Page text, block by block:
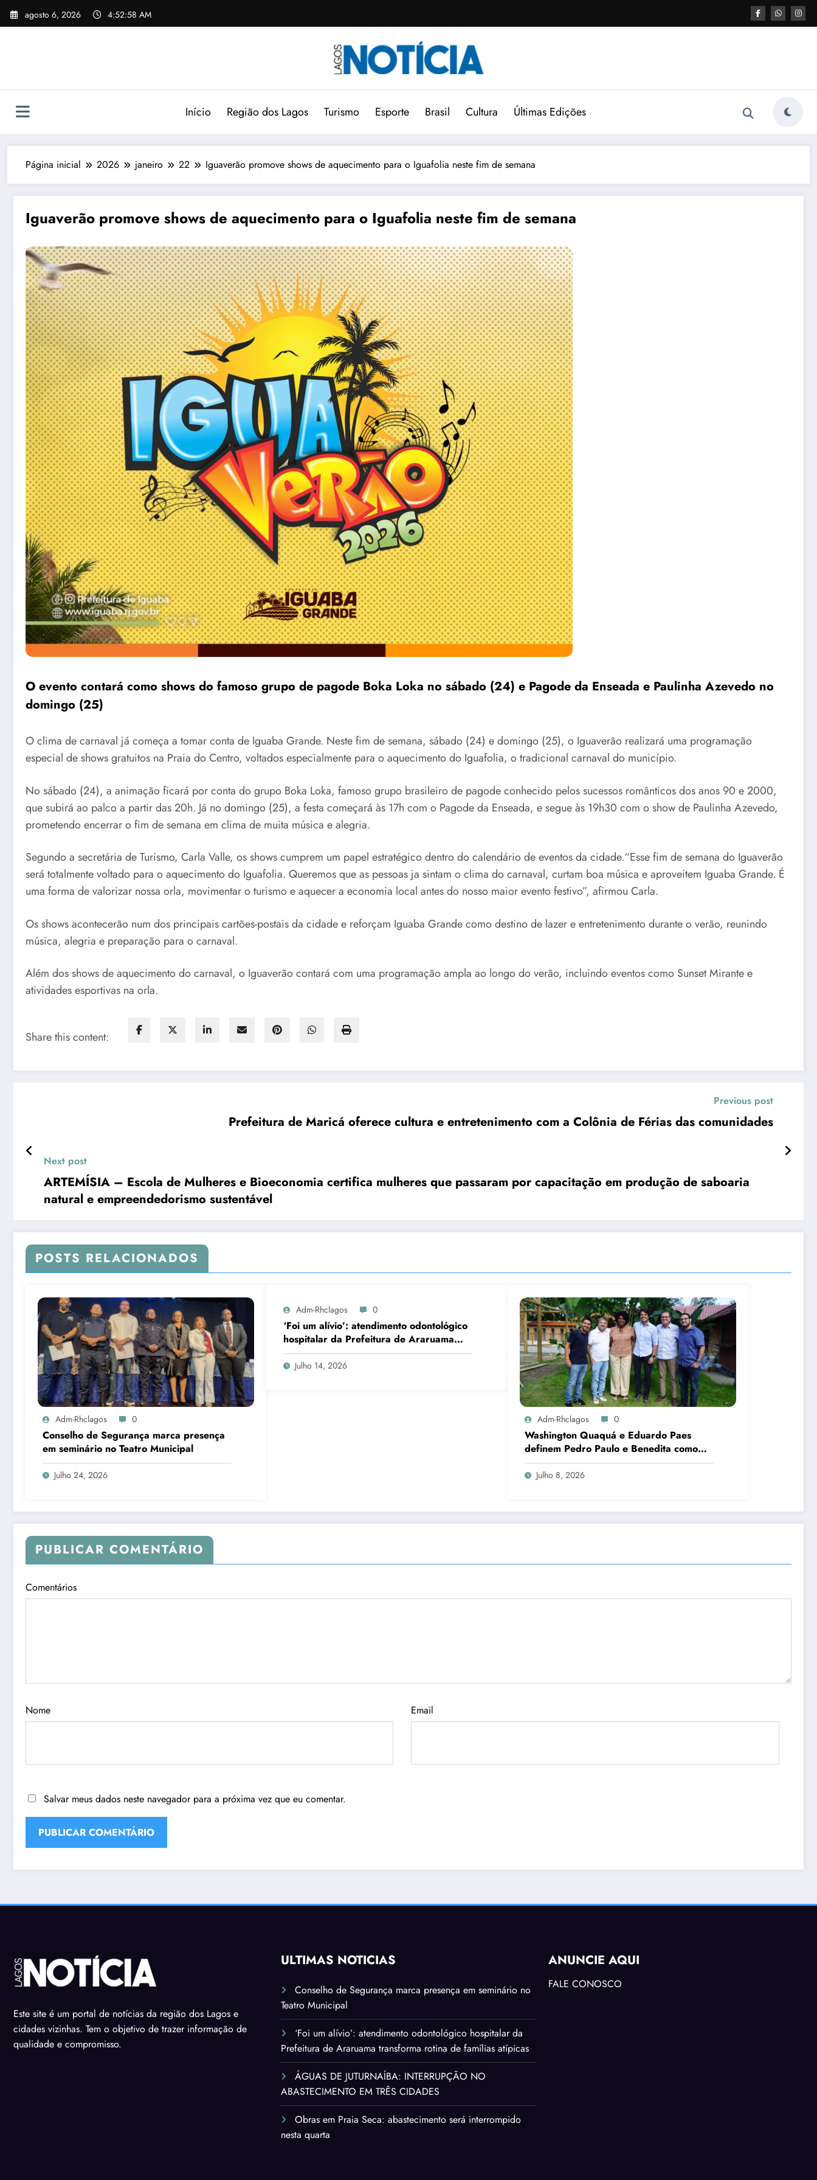
agosto 6, 2026 4:52:59 AM
Início Região dos Lagos Turismo Esporte Brasil Cultura Últimas Edições
Página inicial 2026 janeiro 22 Iguaverão promove shows de aquecimento para o Iguafolia neste fim de semana
Iguaverão promove shows de aquecimento para o Iguafolia neste fim de semana
O evento contará como shows do famoso grupo de pagode Boka Loka no sábado (24) e Pagode da Enseada e Paulinha Azevedo no
domingo (25)
O clima de carnaval já começa a tomar conta de Iguaba Grande. Neste fim de semana, sábado (24) e domingo (25), o Iguaverão realizará uma programação
especial de shows gratuitos na Praia do Centro, voltados especialmente para o aquecimento do Iguafolia, o tradicional carnaval do município.
No sábado (24), a animação ficará por conta do grupo Boka Loka, famoso grupo brasileiro de pagode conhecido pelos sucessos românticos dos anos 90 e 2000,
que subirá ao palco a partir das 20h. Já no domingo (25), a festa começará às 17h com o Pagode da Enseada, e segue às 19h30 com o show de Paulinha Azevedo,
prometendo encerrar o fim de semana em clima de muita música e alegria.
Segundo a secretária de Turismo, Carla Valle, os shows cumprem um papel estratégico dentro do calendário de eventos da cidade.“Esse fim de semana do Iguaverão
será totalmente voltado para o aquecimento do Iguafolia. Queremos que as pessoas ja sintam o clima do carnaval, curtam boa música e aproveitem Iguaba Grande. É
uma forma de valorizar nossa orla, movimentar o turismo e aquecer a economia local antes do nosso maior evento festivo”, afirmou Carla.
Os shows acontecerão num dos principais cartões-postais da cidade e reforçam Iguaba Grande como destino de lazer e entretenimento durante o verão, reunindo
música, alegria e preparação para o carnaval.
Além dos shows de aquecimento do carnaval, o Iguaverão contará com uma programação ampla ao longo do verão, incluindo eventos como Sunset Mirante e
atividades esportivas na orla.
Share this content:
Previous post
Prefeitura de Maricá oferece cultura e entretenimento com a Colônia de Férias das comunidades
Next post
ARTEMÍSIA – Escola de Mulheres e Bioeconomia certifica mulheres que passaram por capacitação em produção de saboaria
natural e empreendedorismo sustentável
POSTS RELACIONADOS
Adm-Rhclagos 0
Conselho de Segurança marca presença
em seminário no Teatro Municipal
Julho 24, 2026
Adm-Rhclagos 0
‘Foi um alívio’: atendimento odontológico
hospitalar da Prefeitura de Araruama
transforma rotina de famílias atípicas
Julho 14, 2026
Adm-Rhclagos 0
Washington Quaquá e Eduardo Paes
definem Pedro Paulo e Benedita como
candidatos ao Senado no Rio
Julho 8, 2026
PUBLICAR COMENTÁRIO
Comentários
Nome Email
Salvar meus dados neste navegador para a próxima vez que eu comentar.
Este site é um portal de notícias da região dos Lagos e
cidades vizinhas. Tem o objetivo de trazer informação de
qualidade e compromisso.
ÚLTIMAS NOTÍCIAS
Conselho de Segurança marca presença em seminário no
Teatro Municipal
‘Foi um alívio’: atendimento odontológico hospitalar da
Prefeitura de Araruama transforma rotina de famílias atípicas
ÁGUAS DE JUTURNAÍBA: INTERRUPÇÃO NO
ABASTECIMENTO EM TRÊS CIDADES
Obras em Praia Seca: abastecimento será interrompido
nesta quarta
ANUNCIE AQUI
FALE CONOSCO